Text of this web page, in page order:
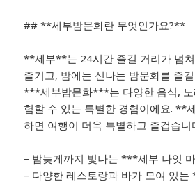
## **세부밤문화란 무엇인가요?**
**세부**는 24시간 즐길 거리가 넘
즐기고, 밤에는 신나는 밤문화를 즐
***세부밤문화***는 다양한 음식, 노
험할 수 있는 특별한 경험이에요. **
하면 여행이 더욱 특별하고 즐겁습니
– 밤늦게까지 빛나는 ***세부 나잇
– 다양한 레스토랑과 바가 모여 있